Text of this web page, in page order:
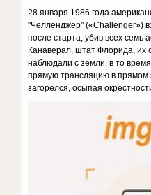
28 января 1986 года
"Челленджер" («Challenger»)
после старта, убив всех семь
Канаверал, штат Флорида, их
наблюдали с земли, в то
прямую трансляцию в прямом
загорелся, осыпая